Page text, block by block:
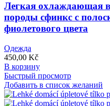
Легкая охлаждающая
породы сфинкс с
фиолетового цвета
Одежда
450,00 Kč
В корзину
Быстрый просмотр
Добавить в список желаний